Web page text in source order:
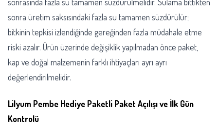
sonra üretim saksısındaki fazla su tamamen süzdürülür;
bitkinin tepkisi izlendiğinde gereğinden fazla müdahale etme
riski azalır. Ürün üzerinde değişiklik yapılmadan önce paket,
kap ve doğal malzemenin farklı ihtiyaçları ayrı ayrı
değerlendirilmelidir.
Lilyum Pembe Hediye Paketli Paket Açılışı ve İlk Gün
Kontrolü